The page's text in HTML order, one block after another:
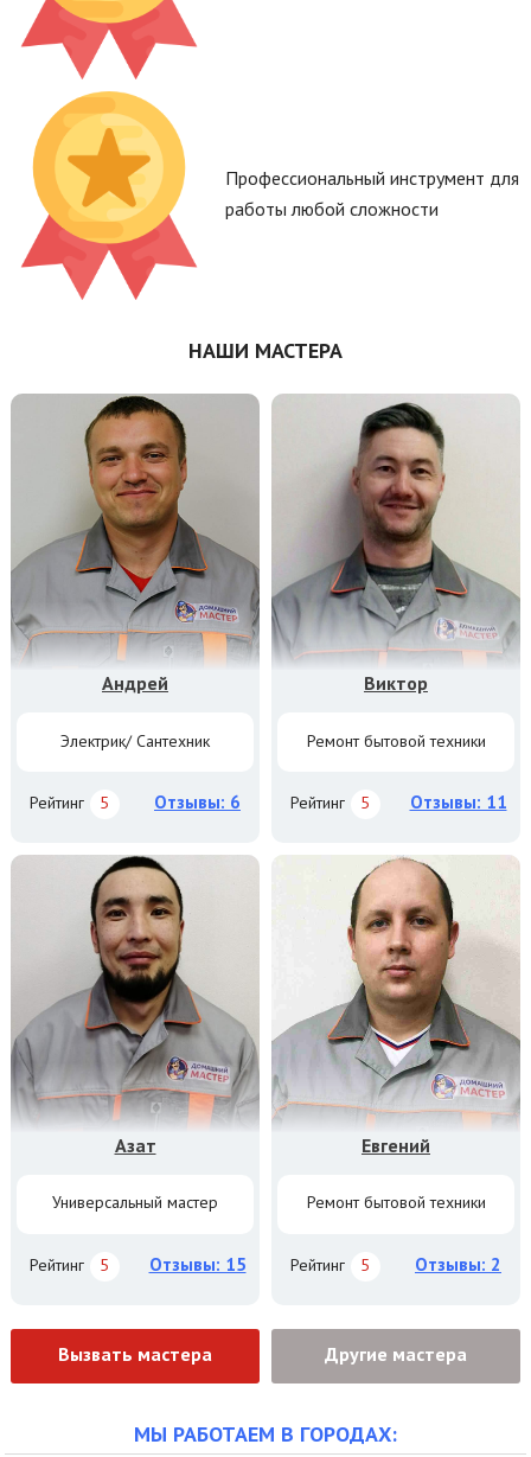
Профессиональный инструмент для
работы любой сложности
НАШИ МАСТЕРА
Андрей
Электрик/ Сантехник
Рейтинг 5 Отзывы: 6
Виктор
Ремонт бытовой техники
Рейтинг 5 Отзывы: 11
Азат
Универсальный мастер
Рейтинг 5 Отзывы: 15
Евгений
Ремонт бытовой техники
Рейтинг 5 Отзывы: 2
Вызвать мастера Другие мастера
МЫ РАБОТАЕМ В ГОРОДАХ: